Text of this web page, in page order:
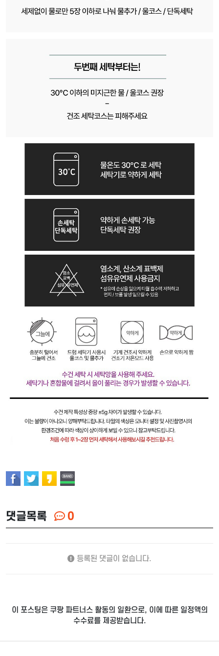
댓글목록 0
등록된 댓글이 없습니다.
이 포스팅은 쿠팡 파트너스 활동의 일환으로, 이에 따른 일정액의
수수료를 제공받습니다.